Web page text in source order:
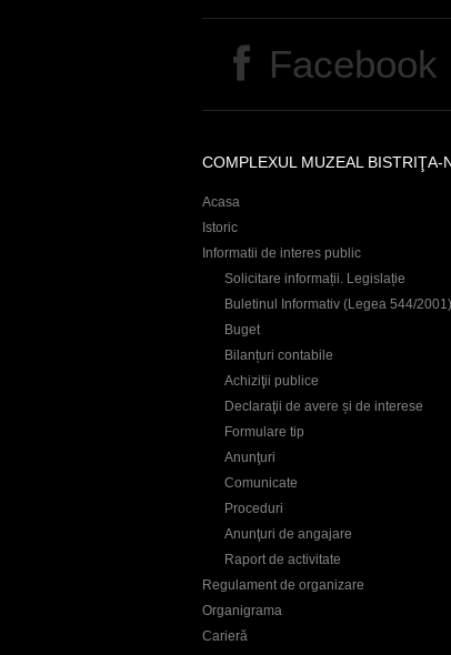
Facebook
COMPLEXUL MUZEAL BISTRIŢA-
Acasa
Istoric
Informatii de interes public
Solicitare informații. Legislație
Buletinul Informativ (Legea 544/2001)
Buget
Bilanțuri contabile
Achiziţii publice
Declaraţii de avere și de interese
Formulare tip
Anunţuri
Comunicate
Proceduri
Anunţuri de angajare
Raport de activitate
Regulament de organizare
Organigrama
Carieră